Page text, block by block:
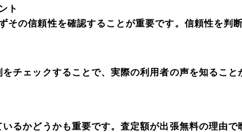
ト
その信頼性を確認することが重要です。信頼性を判
チェックすることで、実際の利用者の声を知るこ
るかどうかも重要です。査定額が出張無料の理由で